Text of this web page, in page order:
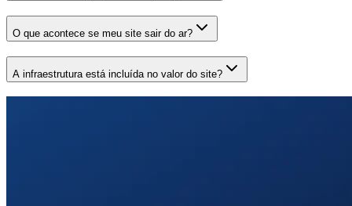
O que acontece se meu site sair do ar?
A infraestrutura está incluída no valor do site?